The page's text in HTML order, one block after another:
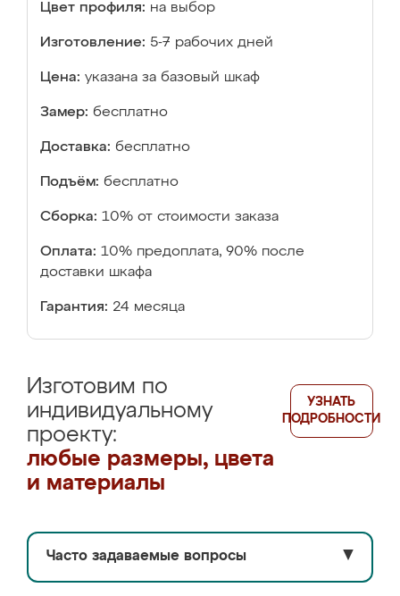
Цвет профиля: на выбор
Изготовление: 5-7 рабочих дней
Цена: указана за базовый шкаф
Замер: бесплатно
Доставка: бесплатно
Подъём: бесплатно
Сборка: 10% от стоимости заказа
Оплата: 10% предоплата, 90% после
доставки шкафа
Гарантия: 24 месяца
Изготовим по
индивидуальному
проекту:
любые размеры, цвета
и материалы
УЗНАТЬ
ПОДРОБНОСТИ
Часто задаваемые вопросы ▼